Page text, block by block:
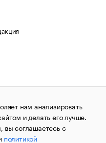
авторских прав
1995–2026.Сообщения
«РБК»
по надзору в сфере
и массовых
за номером ИА
нам анализировать
и делать его лучше.
вы соглашаетесь с
политикой